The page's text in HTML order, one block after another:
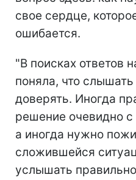
свое сердце,
ошибается.
"В поисках ответов
поняла, что
доверять. Иногда
решение очевидно
а иногда нужно
сложившейся
услышать